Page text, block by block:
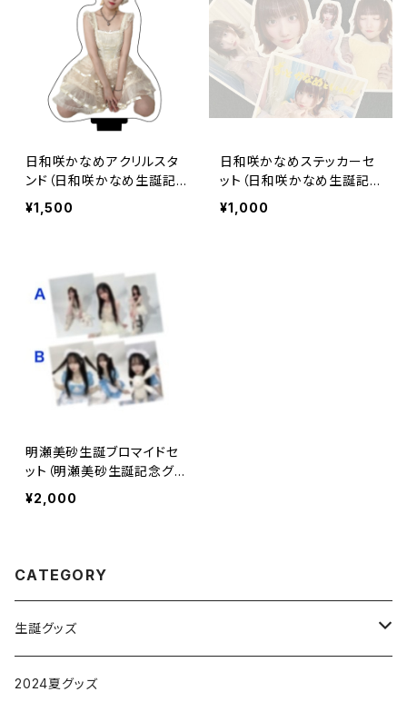
日和咲かなめアクリルスタ
ンド（日和咲かなめ生誕記
念グッズ）
¥1,500
日和咲かなめステッカーセ
ット（日和咲かなめ生誕記
念グッズ）
¥1,000
明瀬美砂生誕ブロマイドセ
ット（明瀬美砂生誕記念グッ
ズ）
¥2,000
CATEGORY
生誕グッズ
日和咲かなめ
2024夏グッズ